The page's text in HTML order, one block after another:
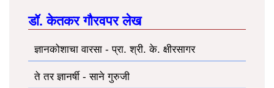
डॉ. केतकर गौरवपर लेख
ज्ञानकोशाचा वारसा - प्रा. श्री. के. क्षीरसागर
ते तर ज्ञानर्षी - साने गुरुजी